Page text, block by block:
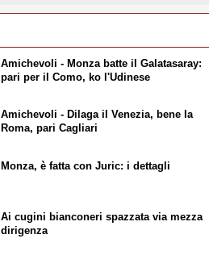
Amichevoli - Monza batte il Galatasaray:
pari per il Como, ko l'Udinese
Amichevoli - Dilaga il Venezia, bene la
Roma, pari Cagliari
Monza, è fatta con Juric: i dettagli
Ai cugini bianconeri spazzata via mezza
dirigenza